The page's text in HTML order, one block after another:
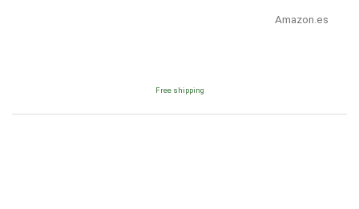
Amazon.es
Free shipping